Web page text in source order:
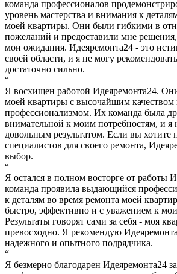
команда профессионалов
уровень мастерства и внимания к
моей квартиры. Они были гибкими в
пожеланий и предоставили мне
мои ожидания. Идеяремонта24 - это
своей области, и я не могу
достаточно сильно.
“
Я восхищен работой Идеяремонта24.
моей квартиры с высочайшим качеством
профессионализмом. Их команда была
внимательной к моим потребностям, и я
довольным результатом. Если вы хотите
специалистов для своего ремонта,
выбор.
“
Я остался в полном восторге от работы
команда проявила выдающийся
к деталям во время ремонта моей
быстро, эффективно и с уважением к
Результаты говорят сами за себя - моя
превосходно. Я рекомендую
надежного и опытного подрядчика.
“
Я безмерно благодарен Идеяремонта24